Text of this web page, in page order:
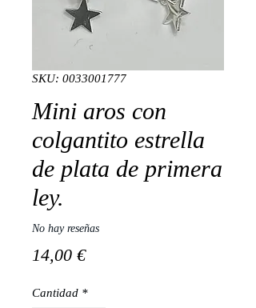
SKU: 0033001777
Mini aros con
colgantito estrella
de plata de primera
ley.
No hay reseñas
14,00 €Precio
Cantidad *